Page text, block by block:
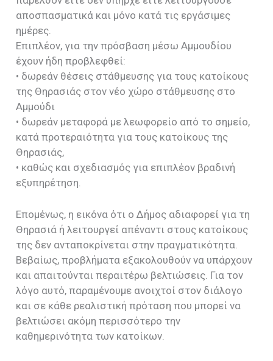
αποσπασματικά και μόνο κατά τις εργάσιμες
ημέρες.
Επιπλέον, για την πρόσβαση μέσω Αμμουδίου
έχουν ήδη προβλεφθεί:
• δωρεάν θέσεις στάθμευσης για τους κατοίκους
της Θηρασιάς στον νέο χώρο στάθμευσης στο
Αμμούδι
• δωρεάν μεταφορά με λεωφορείο από το σημείο,
κατά προτεραιότητα για τους κατοίκους της
Θηρασιάς,
• καθώς και σχεδιασμός για επιπλέον βραδινή
εξυπηρέτηση.
Επομένως, η εικόνα ότι ο Δήμος αδιαφορεί για τη
Θηρασιά ή λειτουργεί απέναντι στους κατοίκους
της δεν ανταποκρίνεται στην πραγματικότητα.
Βεβαίως, προβλήματα εξακολουθούν να υπάρχουν
και απαιτούνται περαιτέρω βελτιώσεις. Για τον
λόγο αυτό, παραμένουμε ανοιχτοί στον διάλογο
και σε κάθε ρεαλιστική πρόταση που μπορεί να
βελτιώσει ακόμη περισσότερο την
καθημερινότητα των κατοίκων.